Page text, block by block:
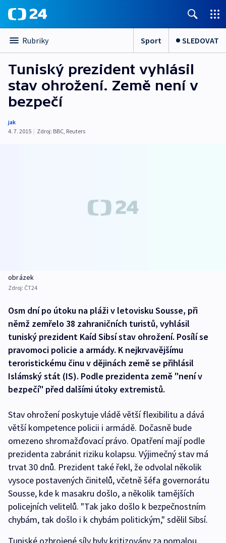
Rubriky Sport SLEDOVAT
Tuniský prezident vyhlásil
stav ohrožení. Země není v
bezpečí
jak
4. 7. 2015 | Zdroj: BBC, Reuters
obrázek
Zdroj: ČT24
Osm dní po útoku na pláži v letovisku Sousse, při
němž zemřelo 38 zahraničních turistů, vyhlásil
tuniský prezident Kaíd Sibsí stav ohrožení. Posílí se
pravomoci policie a armády. K nejkrvavějšímu
teroristickému činu v dějinách země se přihlásil
Islámský stát (IS). Podle prezidenta země "není v
bezpečí" před dalšími útoky extremistů.
Stav ohrožení poskytuje vládě větší flexibilitu a dává
větší kompetence policii i armádě. Dočasně bude
omezeno shromažďovací právo. Opatření mají podle
prezidenta zabránit riziku kolapsu. Výjimečný stav má
trvat 30 dnů. Prezident také řekl, že odvolal několik
vysoce postavených činitelů, včetně šéfa governorátu
Sousse, kde k masakru došlo, a několik tamějších
policejních velitelů. "Tak jako došlo k bezpečnostním
chybám, tak došlo i k chybám politickým," sdělil Sibsí.